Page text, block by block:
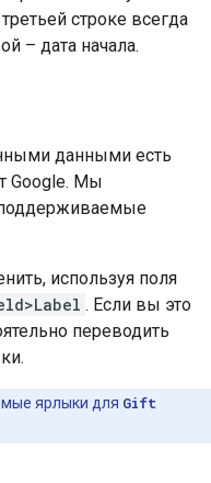
строке всегда
– дата начала.
данными есть
Google. Мы
используя поля
. Если вы это
переводить
ярлыки для Gift